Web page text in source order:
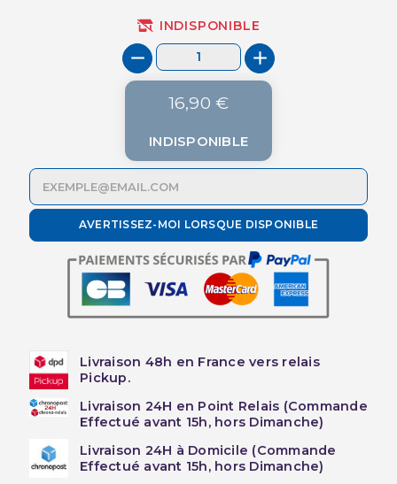
INDISPONIBLE
16,90 €
INDISPONIBLE
AVERTISSEZ-MOI LORSQUE DISPONIBLE
Livraison 48h en France vers relais
Pickup.
Livraison 24H en Point Relais (Commande
Effectué avant 15h, hors Dimanche)
Livraison 24H à Domicile (Commande
Effectué avant 15h, hors Dimanche)